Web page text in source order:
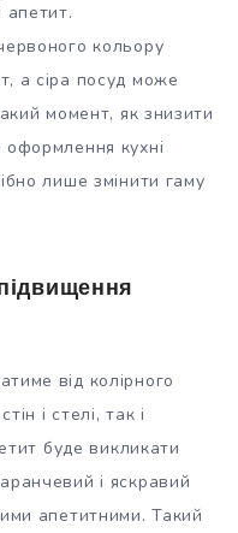
апетит.
кольору
а сіра посуд може
момент, як знизити
кухні
лише змінити гаму
від колірного
і стелі, так і
буде викликати
і яскравий
апетитними. Такий